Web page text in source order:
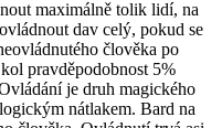
maximálně tolik lidí, na
dav celý, pokud se
člověka po
pravděpodobnost 5%
je druh magického
nátlakem. Bard na